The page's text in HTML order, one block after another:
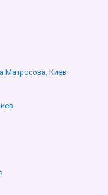
Матросова, Киев